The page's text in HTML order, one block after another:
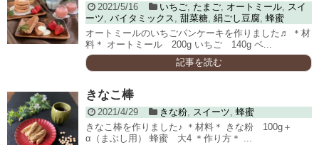
2021/5/16 いちご, たまご, オートミール, スイ
ーツ, バイタミックス, 甜菜糖, 絹ごし豆腐, 蜂蜜
オートミールのいちごパンケーキを作りました♬ ＊材
料＊ オートミール 200g いちご 140g ベ...
記事を読む
きなこ棒
2021/4/29 きな粉, スイーツ, 蜂蜜
きなこ棒を作りました♪ ＊材料＊ きな粉 100g＋
α（まぶし用） 蜂蜜 大4 ＊作り方＊ ...